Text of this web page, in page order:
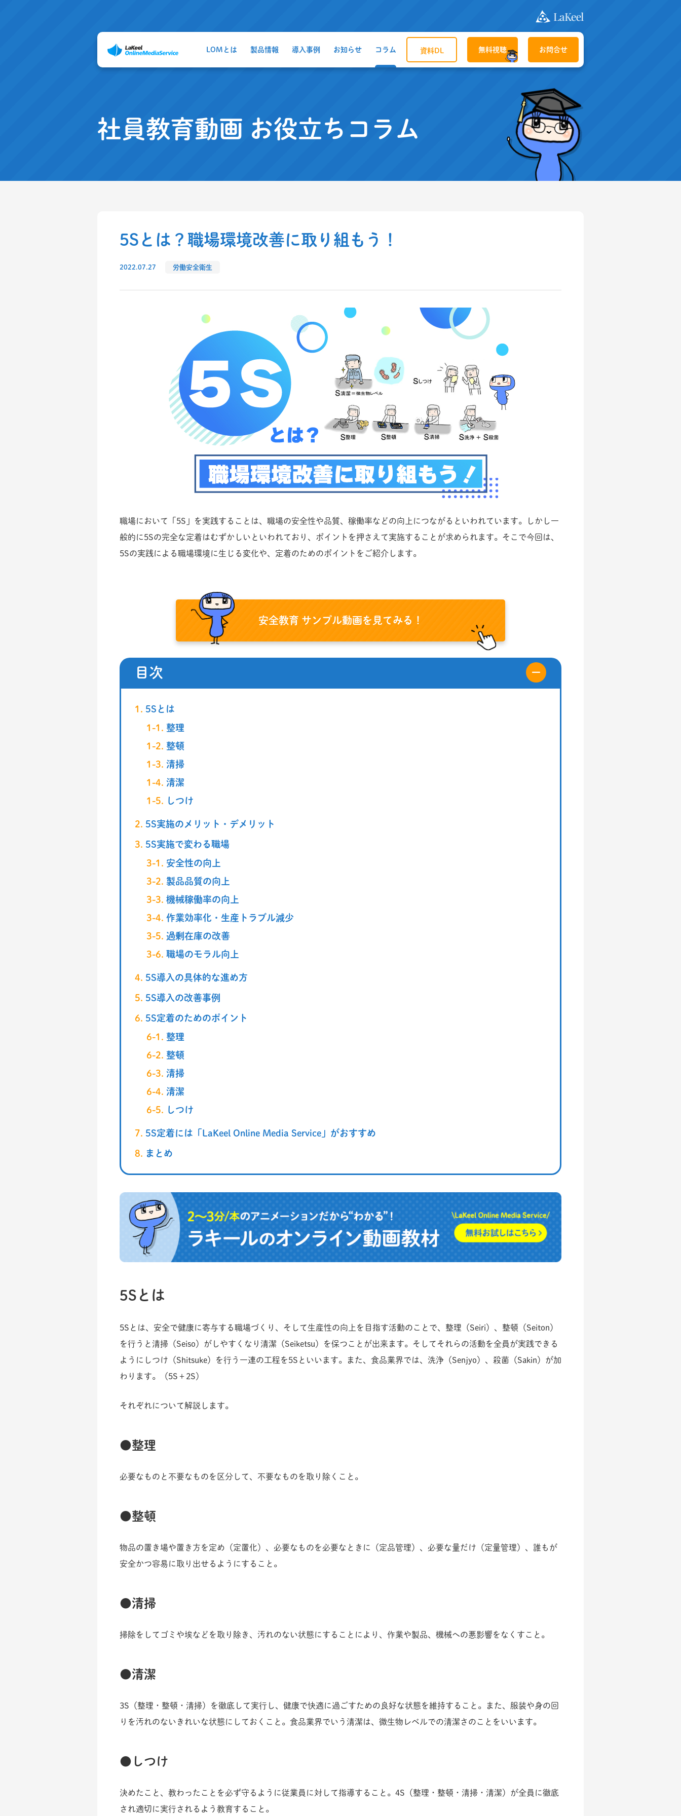
LOMとは 製品情報 導入事例 お知らせ コラム 資料DL 無料視聴 お問合せ
社員教育動画 お役立ちコラム
5Sとは？職場環境改善に取り組もう！
2022.07.27 労働安全衛生
職場において「5S」を実践することは、職場の安全性や品質、稼働率などの向上につながるといわれています。しかし一
般的に5Sの完全な定着はむずかしいといわれており、ポイントを押さえて実施することが求められます。そこで今回は、
5Sの実践による職場環境に生じる変化や、定着のためのポイントをご紹介します。
安全教育 サンプル動画を見てみる！
目次
5Sとは
整理
整頓
清掃
清潔
しつけ
5S実施のメリット・デメリット
5S実施で変わる職場
安全性の向上
製品品質の向上
機械稼働率の向上
作業効率化・生産トラブル減少
過剰在庫の改善
職場のモラル向上
5S導入の具体的な進め方
5S導入の改善事例
5S定着のためのポイント
整理
整頓
清掃
清潔
しつけ
5S定着には「LaKeel Online Media Service」がおすすめ
まとめ
5Sとは
5Sとは、安全で健康に寄与する職場づくり、そして生産性の向上を目指す活動のことで、整理（Seiri）、整頓（Seiton）
を行うと清掃（Seiso）がしやすくなり清潔（Seiketsu）を保つことが出来ます。そしてそれらの活動を全員が実践できる
ようにしつけ（Shitsuke）を行う一連の工程を5Sといいます。また、食品業界では、洗浄（Senjyo）、殺菌（Sakin）が加
わります。（5S＋2S）
それぞれについて解説します。
整理
必要なものと不要なものを区分して、不要なものを取り除くこと。
整頓
物品の置き場や置き方を定め（定置化）、必要なものを必要なときに（定品管理）、必要な量だけ（定量管理）、誰もが
安全かつ容易に取り出せるようにすること。
清掃
掃除をしてゴミや埃などを取り除き、汚れのない状態にすることにより、作業や製品、機械への悪影響をなくすこと。
清潔
3S（整理・整頓・清掃）を徹底して実行し、健康で快適に過ごすための良好な状態を維持すること。また、服装や身の回
りを汚れのないきれいな状態にしておくこと。食品業界でいう清潔は、微生物レベルでの清潔さのことをいいます。
しつけ
決めたこと、教わったことを必ず守るように従業員に対して指導すること。4S（整理・整頓・清掃・清潔）が全員に徹底
され適切に実行されるよう教育すること。
促進するアニメーション教材LOM。